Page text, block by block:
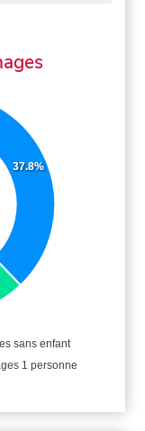
37.8%
sans enfant
1 personne